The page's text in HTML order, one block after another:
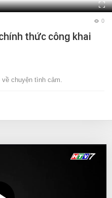
0
thức công khai
chuyện tình cảm.